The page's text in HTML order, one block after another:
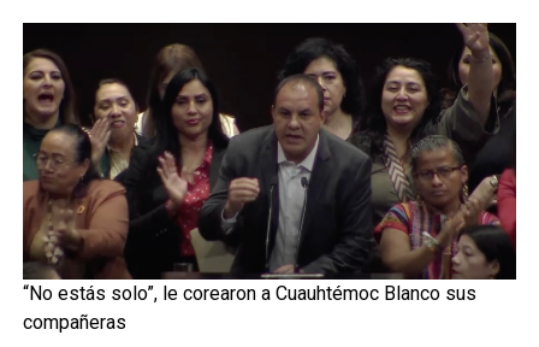
“No estás solo”, le corearon a Cuauhtémoc Blanco sus
compañeras